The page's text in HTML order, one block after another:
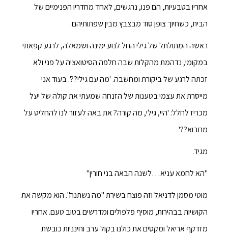
אחריו בטבעיות, הם פנו, נרגשים, לאחד מחדריו הפנימיים של
הבית, כשחיוך צופן סוד מבצבץ מבין שפתותיהם.
ראשה המתולתל של גילי החל לנוע ימינה ושמאלה, לרגע קפאתי
במקומי, נדהמת מהקלות שבה חלפה הסיטואציה על פני ולא
זכתה לרגע של ביקורת ומחשבה. 'מה עם גילי??'. בעוד אני
מייסרת את עצמי בטענות של הזנחה שמעתי את קולה של יעל
מכריז לחלל: 'היי, גילי, מה קורה? את באה לעזור לנו להחליט על
מחבוא??'
מגיד.
"הא לחמא עניא…לשנה הבאה בני חורין"
מוטי מסמן לדניאל וזה פוצח בשירת "מה נשתנה". הוא מקשה את
הקושיות בבהירות, מוסיף פלפולים ומדרשים בטוב טעם. אחריו
מזדקף אריאל ומקסים את כולנו בקול ערב וחינניות כובשת